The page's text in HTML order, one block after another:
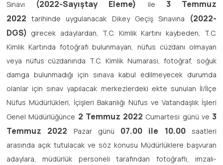
Sınavı (2022-Sayıştay Eleme) ile 3Temmuz
2022 tarihinde uygulanacak Dikey Geçiş Sınavına
(2022-
DGS) girecek adaylardan, T.C. Kimlik Kartını kaybeden, T.C.
Kimlik Kartında fotoğrafı bulunmayan, nüfus cüzdanı olmayan
veya nüfus cüzdanında T.C. Kimlik Numarası, fotoğraf, soğuk
damga bulunmadığı için sınava kabul edilmeyecek durumda
olanlar için sınav yapılacak merkezlerdeki ekte sunulan İl/İlçe
Nüfus Müdürlükleri, İçişleri Bakanlığı Nüfus ve Vatandaşlık İşleri
Genel Müdürlüğünce 2 Temmuz 2022 Cumartesi günü ve 3
Temmuz 2022 Pazar günü 07.00 ile 10.00
saatleri
arasında açık tutulacak ve söz konusu Müdürlüklere başvuran
adaylara, müdürlük personeli tarafından fotoğraflı, imzalı-